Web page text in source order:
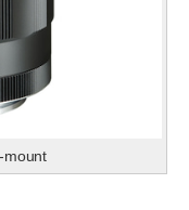
mount